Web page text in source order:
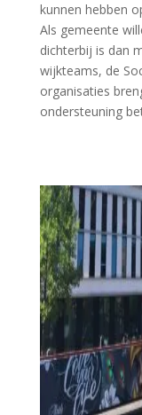
kunnen hebben
Als gemeente
dichterbij is dan
wijkteams, de
organisaties
ondersteuning